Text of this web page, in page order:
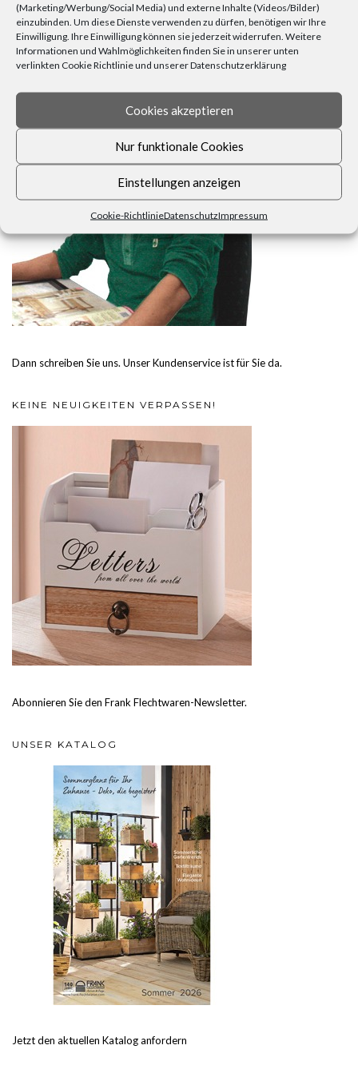
(Marketing/Werbung/Social Media) und externe Inhalte (Videos/Bilder)
einzubinden. Um diese Dienste verwenden zu dürfen, benötigen wir Ihre
Einwilligung. Ihre Einwilligung können sie jederzeit widerrufen. Weitere
Informationen und Wahlmöglichkeiten finden Sie in unserer unten
verlinkten Cookie Richtlinie und unserer Datenschutzerklärung
Cookies akzeptieren
Nur funktionale Cookies
Einstellungen anzeigen
Cookie-RichtlinieDatenschutzImpressum
FRAGEN, ANREGUNGEN, WÜNSCHE?
Dann schreiben Sie uns. Unser Kundenservice ist für Sie da.
KEINE NEUIGKEITEN VERPASSEN!
Abonnieren Sie den Frank Flechtwaren-Newsletter.
UNSER KATALOG
Jetzt den aktuellen Katalog anfordern